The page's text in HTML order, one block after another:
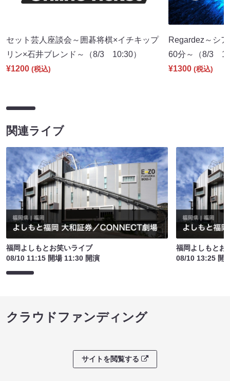
セット芸人座談会～囲碁将棋×イチキップ
リン×石井ブレンド～（8/3 10:30）
¥1200 (税込)
Regardez～シ
60分～（8/3
¥1300 (税込)
関連ライブ
福岡よしもとお笑いライブ
08/10 11:15 開場 11:30 開演
福岡よしもとお
08/10 13:25 開
クラウドファンディング
サイトを閲覧する